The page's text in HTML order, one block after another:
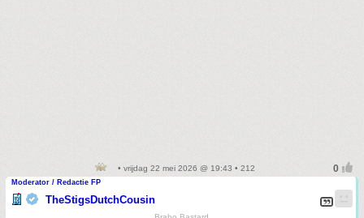
• vrijdag 22 mei 2026 @ 19:43 • 212
Moderator / Redactie FP
TheStigsDutchCousin